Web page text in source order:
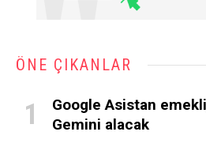
ÖNE ÇIKANLAR
Google Asistan
Gemini alacak